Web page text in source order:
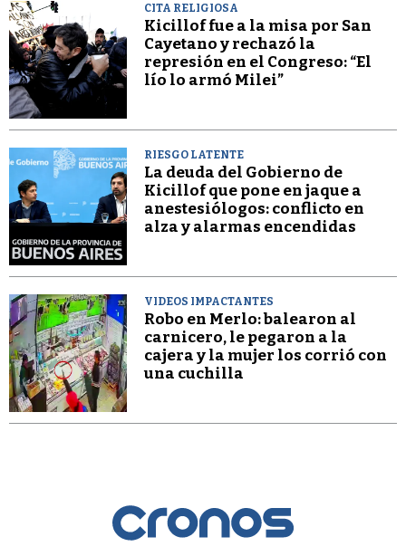
CITA RELIGIOSA
Kicillof fue a la misa por San
Cayetano y rechazó la
represión en el Congreso: “El
lío lo armó Milei”
RIESGO LATENTE
La deuda del Gobierno de
Kicillof que pone en jaque a
anestesiólogos: conflicto en
alza y alarmas encendidas
VIDEOS IMPACTANTES
Robo en Merlo: balearon al
carnicero, le pegaron a la
cajera y la mujer los corrió con
una cuchilla